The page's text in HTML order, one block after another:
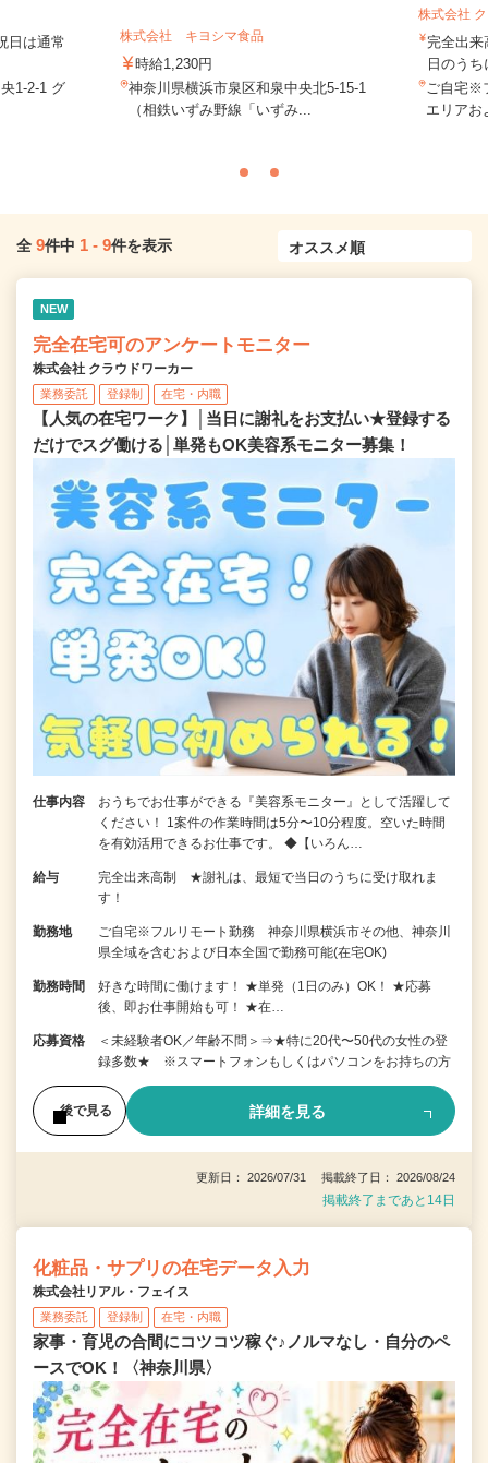
日は通常
1-2-1 グ
株式会社 キヨシマ食品
時給1,230円
神奈川県横浜市泉区和泉中央北5-15-1
（相鉄いずみ野線「いずみ...
株式会社
完全出
日のう
ご自宅※
エリアお
全 9件中 1 - 9件を表示
NEW
完全在宅可のアンケートモニター
株式会社 クラウドワーカー
業務委託 登録制 在宅・内職
【人気の在宅ワーク】│当日に謝礼をお支払い★登録する
だけでスグ働ける│単発もOK美容系モニター募集！
仕事内容
おうちでお仕事ができる『美容系モニター』として活躍して
ください！ 1案件の作業時間は5分〜10分程度。空いた時間
を有効活用できるお仕事です。 ◆【いろん…
給与
完全出来高制 ★謝礼は、最短で当日のうちに受け取れま
す！
勤務地
ご自宅※フルリモート勤務 神奈川県横浜市その他、神奈川
県全域を含むおよび日本全国で勤務可能(在宅OK)
勤務時間
好きな時間に働けます！ ★単発（1日のみ）OK！ ★応募
後、即お仕事開始も可！ ★在…
応募資格
＜未経験者OK／年齢不問＞⇒★特に20代〜50代の女性の登
録多数★ ※スマートフォンもしくはパソコンをお持ちの方
後で見る 詳細を見る
更新日： 2026/07/31 掲載終了日： 2026/08/24
掲載終了まであと14日
化粧品・サプリの在宅データ入力
株式会社リアル・フェイス
業務委託 登録制 在宅・内職
家事・育児の合間にコツコツ稼ぐ♪ノルマなし・自分のペ
ースでOK！〈神奈川県〉